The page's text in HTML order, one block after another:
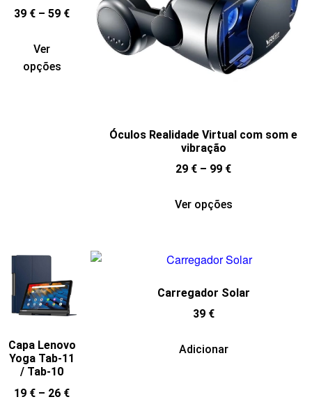
39 € – 59 €
Ver
opções
Óculos Realidade Virtual com som e
vibração
29 € – 99 €
Ver opções
Capa Lenovo
Yoga Tab-11
/ Tab-10
19 € – 26 €
Carregador Solar
39 €
Adicionar